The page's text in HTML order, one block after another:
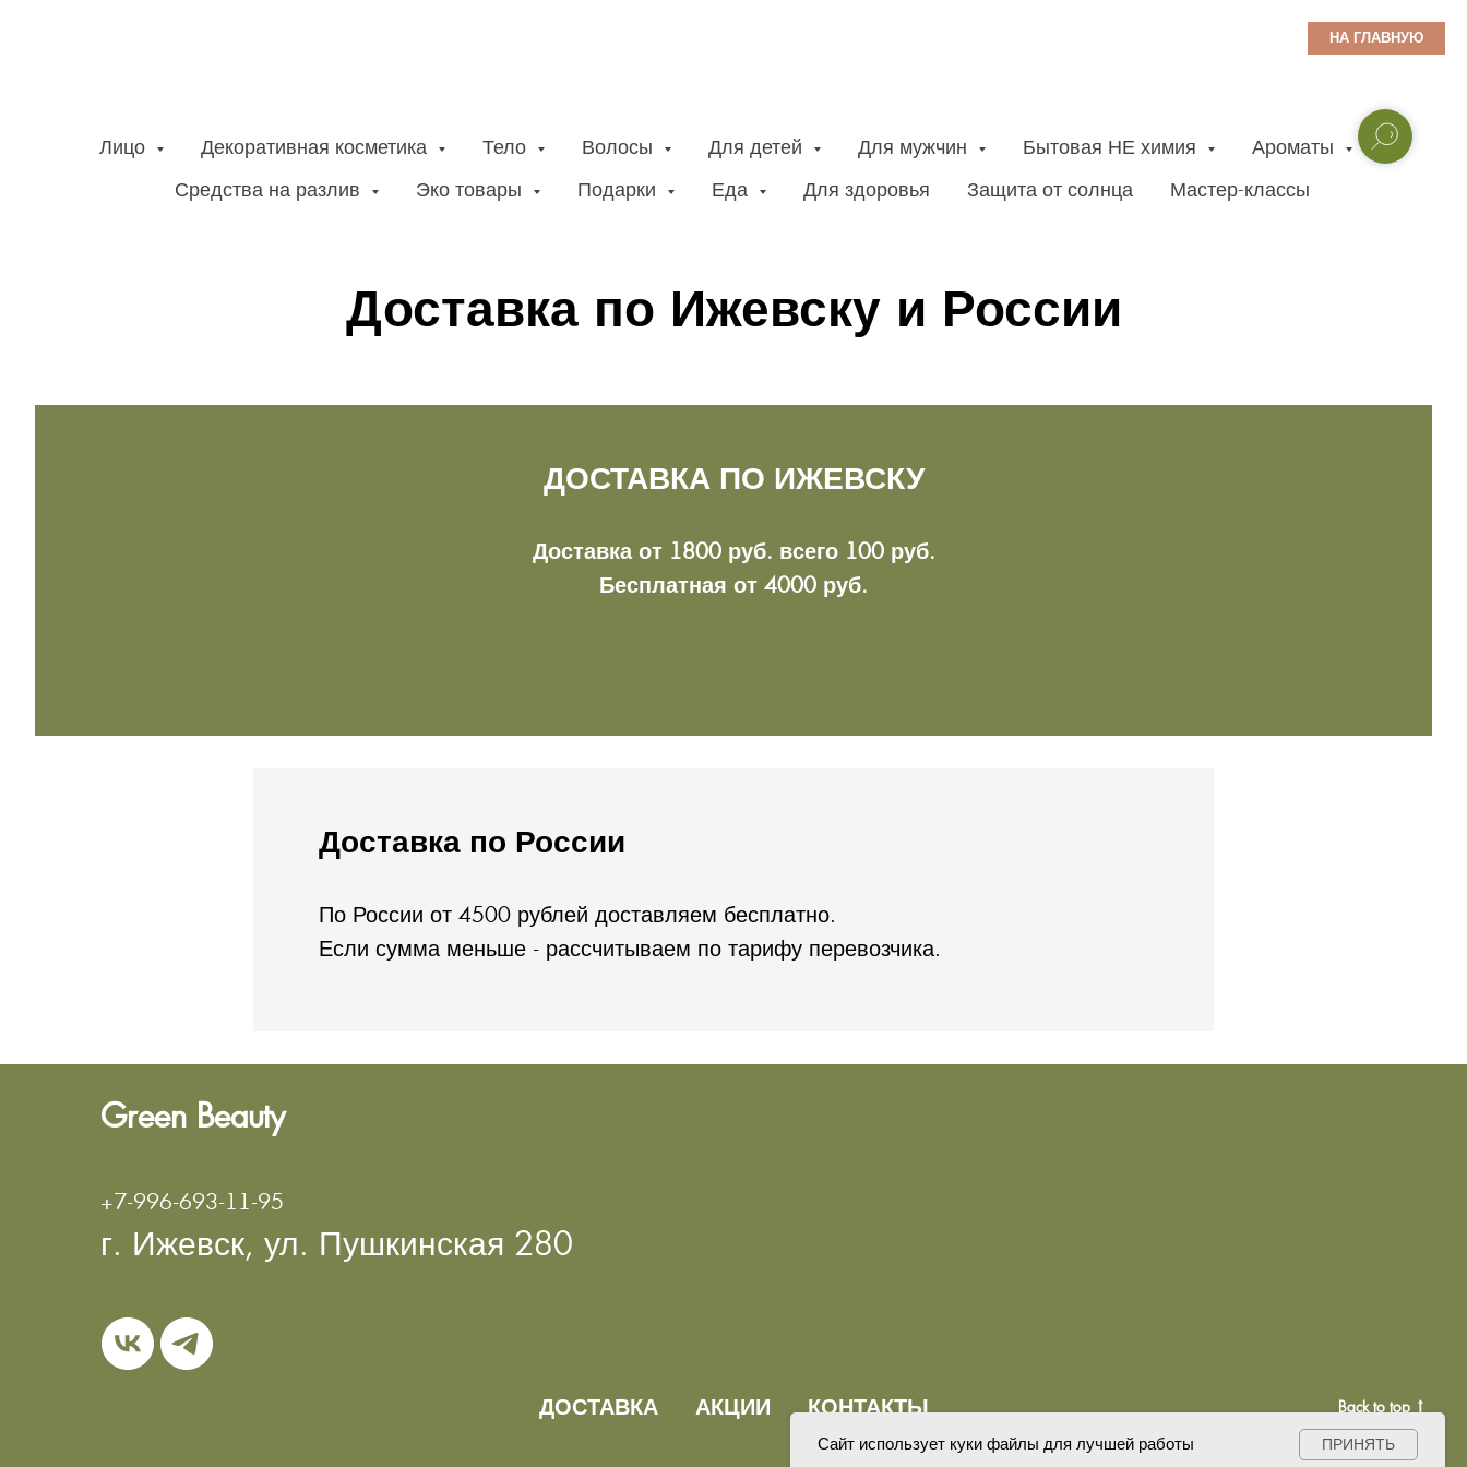
Лицо Декоративная косметика Тело Волосы Для детей Для мужчин Бытовая НЕ химия
Ароматы
Средства на разлив
Эко товары Подарки Еда Для здоровья Защита от солнца Мастер-классы
Доставка по Ижевску и России
ДОСТАВКА ПО ИЖЕВСКУ
Доставка от 1800 руб. всего 100 руб.
Бесплатная от 4000 руб.
Доставка по России
По России от 4500 рублей доставляем бесплатно.
Если сумма меньше - рассчитываем по тарифу перевозчика.
НА ГЛАВНУЮ
Green Beauty
+7-996-693-11-95
г. Ижевск, ул. Пушкинская 280
Сайт использует куки файлы для лучшей работы ПРИНЯТЬ
ДОСТАВКА АКЦИИ КОНТАКТЫ Back to top